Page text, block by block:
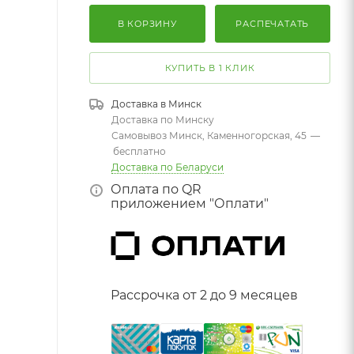
В КОРЗИНУ РАСПЕЧАТАТЬ
КУПИТЬ В 1 КЛИК
Доставка в Минск
Доставка по Минску
Самовывоз Минск, Каменногорская, 45 —
бесплатно
Доставка по Беларуси
Оплата по QR
приложением "Оплати"
Рассрочка от 2 до 9 месяцев